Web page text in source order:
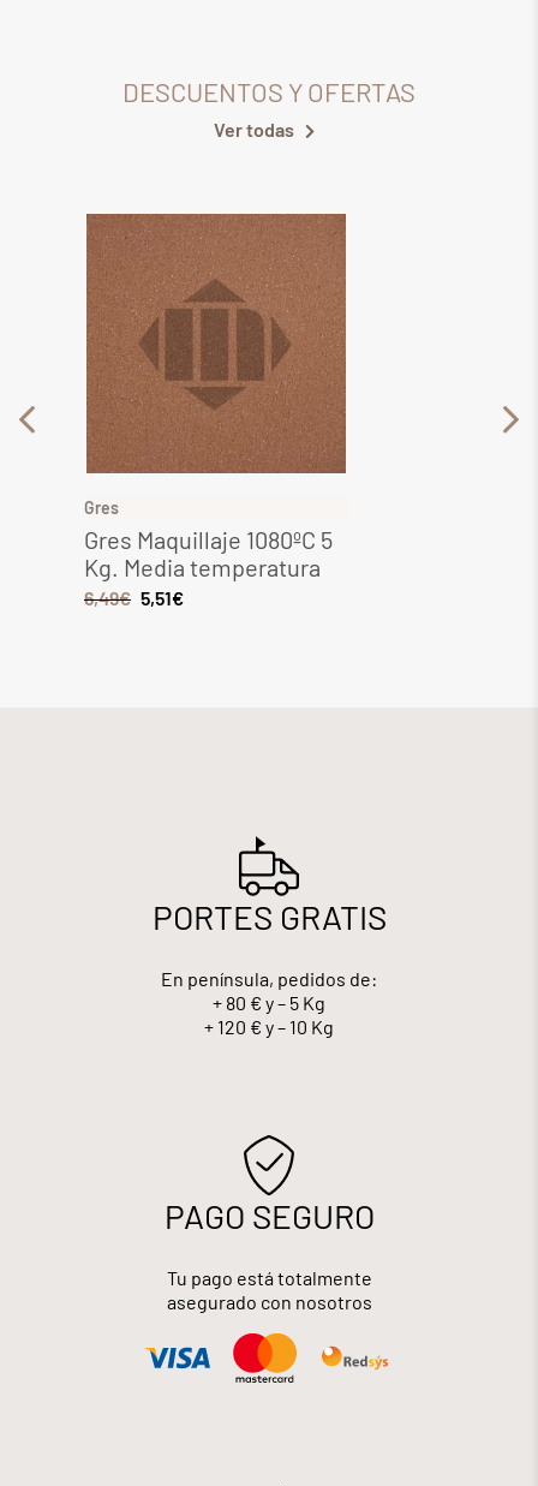
DESCUENTOS Y OFERTAS
Ver todas
Gres
Gres Maquillaje 1080ºC 5
Kg. Media temperatura
6,49€ 5,51€
PORTES GRATIS
En península, pedidos de:
+ 80 € y – 5 Kg
+ 120 € y – 10 Kg
PAGO SEGURO
Tu pago está totalmente
asegurado con nosotros